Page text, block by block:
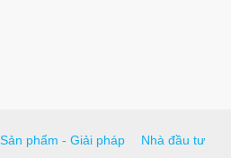
Sản phẩm - Giải pháp
Nhà đầu tư